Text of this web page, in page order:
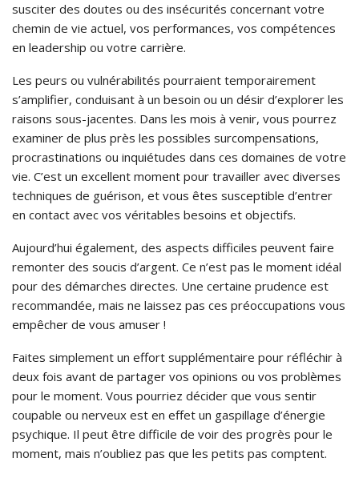
susciter des doutes ou des insécurités concernant votre
chemin de vie actuel, vos performances, vos compétences
en leadership ou votre carrière.
Les peurs ou vulnérabilités pourraient temporairement
s’amplifier, conduisant à un besoin ou un désir d’explorer les
raisons sous-jacentes. Dans les mois à venir, vous pourrez
examiner de plus près les possibles surcompensations,
procrastinations ou inquiétudes dans ces domaines de votre
vie. C’est un excellent moment pour travailler avec diverses
techniques de guérison, et vous êtes susceptible d’entrer
en contact avec vos véritables besoins et objectifs.
Aujourd’hui également, des aspects difficiles peuvent faire
remonter des soucis d’argent. Ce n’est pas le moment idéal
pour des démarches directes. Une certaine prudence est
recommandée, mais ne laissez pas ces préoccupations vous
empêcher de vous amuser !
Faites simplement un effort supplémentaire pour réfléchir à
deux fois avant de partager vos opinions ou vos problèmes
pour le moment. Vous pourriez décider que vous sentir
coupable ou nerveux est en effet un gaspillage d’énergie
psychique. Il peut être difficile de voir des progrès pour le
moment, mais n’oubliez pas que les petits pas comptent.